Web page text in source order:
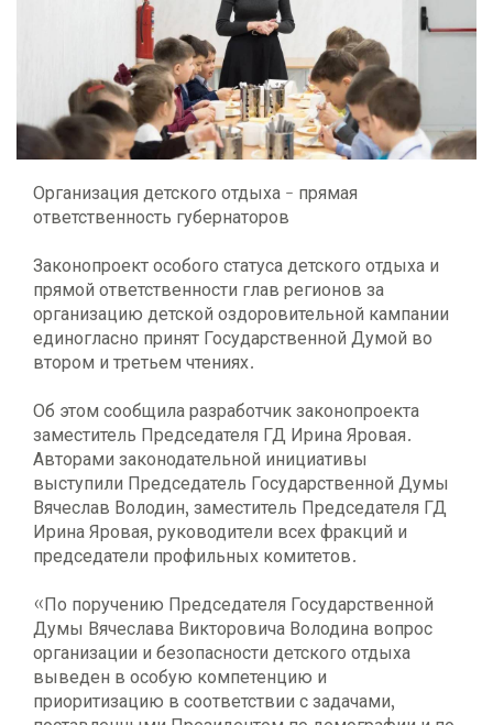
Организация детского отдыха - прямая
ответственность губернаторов
Законопроект особого статуса детского отдыха и
прямой ответственности глав регионов за
организацию детской оздоровительной кампании
единогласно принят Государственной Думой во
втором и третьем чтениях.
Об этом сообщила разработчик законопроекта
заместитель Председателя ГД Ирина Яровая.
Авторами законодательной инициативы
выступили Председатель Государственной Думы
Вячеслав Володин, заместитель Председателя ГД
Ирина Яровая, руководители всех фракций и
председатели профильных комитетов.
«По поручению Председателя Государственной
Думы Вячеслава Викторовича Володина вопрос
организации и безопасности детского отдыха
выведен в особую компетенцию и
приоритизацию в соответствии с задачами,